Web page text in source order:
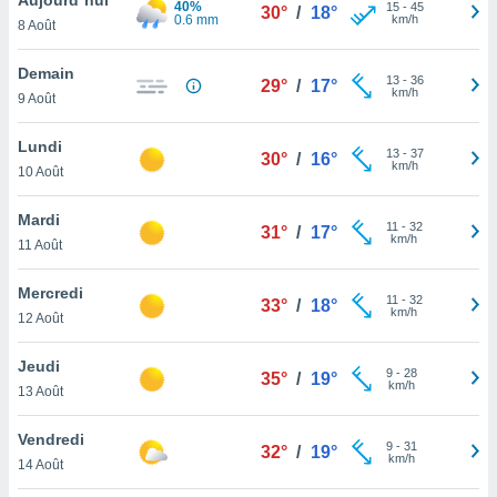
et
»,
au
vous
qu'ils
ou
le
ainsi
un
la
du
8 Août
40%
0.6 mm
30° / 18° 15- 45
km/h
Demain
9 Août
29° / 17° 13- 36
km/h
Lundi
10 Août
30° / 16° 13- 37
km/h
Mardi
11 Août
31° / 17° 11 - 32
km/h
Mercredi
12 Août
33° / 18° 11 - 32
km/h
Jeudi
13 Août
35° / 19° 9- 28
km/h
Vendredi
14 Août
32° / 19° 9- 31
km/h